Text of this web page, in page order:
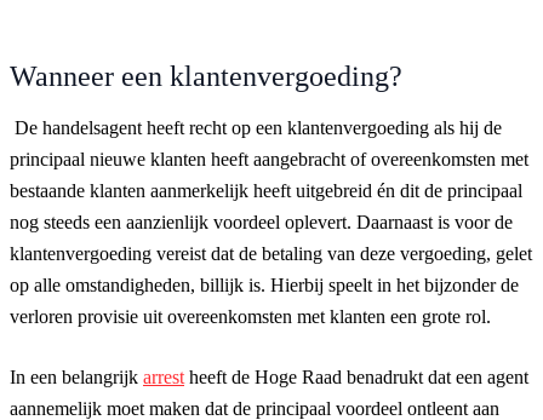
Wanneer een klantenvergoeding?
De handelsagent heeft recht op een klantenvergoeding als hij de
principaal nieuwe klanten heeft aangebracht of overeenkomsten met
bestaande klanten aanmerkelijk heeft uitgebreid én dit de principaal
nog steeds een aanzienlijk voordeel oplevert. Daarnaast is voor de
klantenvergoeding vereist dat de betaling van deze vergoeding, gelet
op alle omstandigheden, billijk is. Hierbij speelt in het bijzonder de
verloren provisie uit overeenkomsten met klanten een grote rol.
In een belangrijk arrest heeft de Hoge Raad benadrukt dat een agent
aannemelijk moet maken dat de principaal voordeel ontleent aan